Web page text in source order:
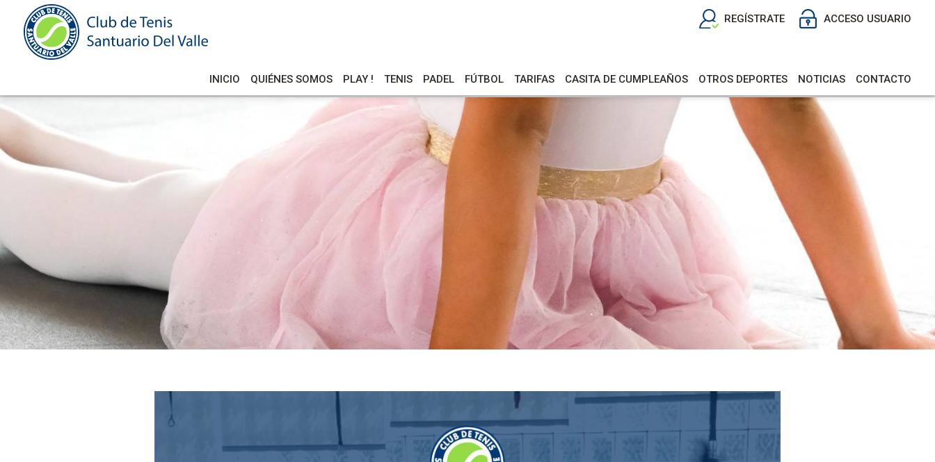
REGÍSTRATE ACCESO USUARIO
INICIO QUIÉNES SOMOS PLAY ! TENIS PADEL FÚTBOL TARIFAS CASITA DE CUMPLEAÑOS OTROS DEPORTES NOTICIAS CONTACTO